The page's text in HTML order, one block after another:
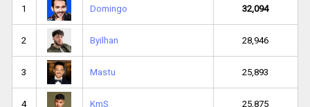
1 Domingo 32,094
2 Byilhan 28,946
3 Mastu 25,893
4 KmS 25,875